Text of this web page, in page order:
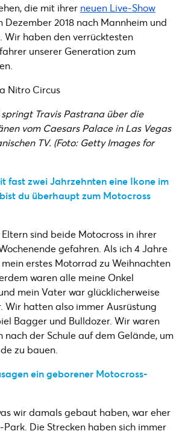
die mit ihrer neuen Live-Show
Dezember 2018 nach Mannheim und
Wir haben den verrücktesten
unserer Generation zum
Travis Pastrana über die
vom Caesars Palace in Las Vegas
TV. (Foto: Getty Images for
fast zwei Jahrzehnten eine Ikone im
du überhaupt zum Motocross
Eltern sind beide Motocross in ihrer
gefahren. Als ich 4 Jahre
erstes Motorrad zu Weihnachten
waren alle meine Onkel
mein Vater war glücklicherweise
Wir hatten also immer Ausrüstung
Bagger und Bulldozer. Wir waren
der Schule auf dem Gelände, um
zu bauen.
ein geborener Motocross-
wir damals gebaut haben, war eher
Die Strecken haben sich immer